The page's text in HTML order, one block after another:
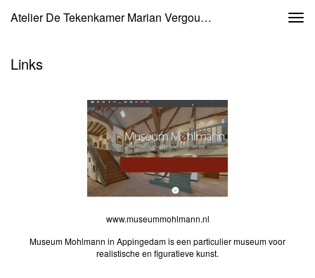
Atelier De Tekenkamer Marian Vergouwen - Links
Links
www.museummohlmann.nl
Museum Mohlmann in Appingedam is een particulier museum voor
realistische en figuratieve kunst.